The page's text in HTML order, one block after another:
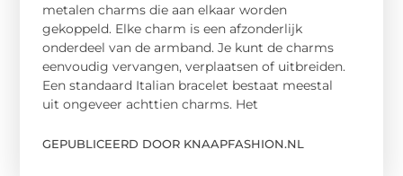
metalen charms die aan elkaar worden
gekoppeld. Elke charm is een afzonderlijk
onderdeel van de armband. Je kunt de charms
eenvoudig vervangen, verplaatsen of uitbreiden.
Een standaard Italian bracelet bestaat meestal
uit ongeveer achttien charms. Het
GEPUBLICEERD DOOR KNAAPFASHION.NL